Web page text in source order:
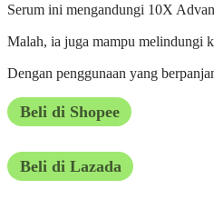
Serum ini mengandungi 10X
Malah, ia juga mampu melindungi
Dengan penggunaan yang
Beli di Shopee
Beli di Lazada